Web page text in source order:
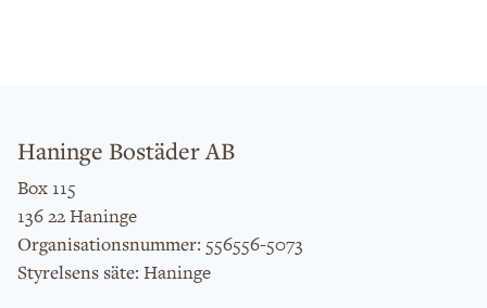
Haninge Bostäder AB
Box 115
136 22 Haninge
Organisationsnummer: 556556-5073
Styrelsens säte: Haninge